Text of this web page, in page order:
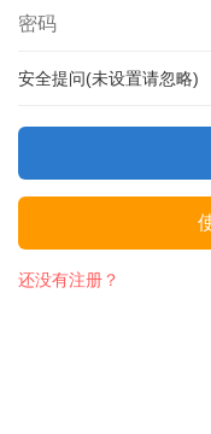
安全提问(未设置请忽略)
还没有注册？